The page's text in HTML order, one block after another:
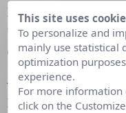
pensant matelas
une problématique
chiffre d’affaires.
– Pareillement,
les allées d’un
This site uses
To personalize and
mainly use statistical
optimization
experience.
For more information
click on the